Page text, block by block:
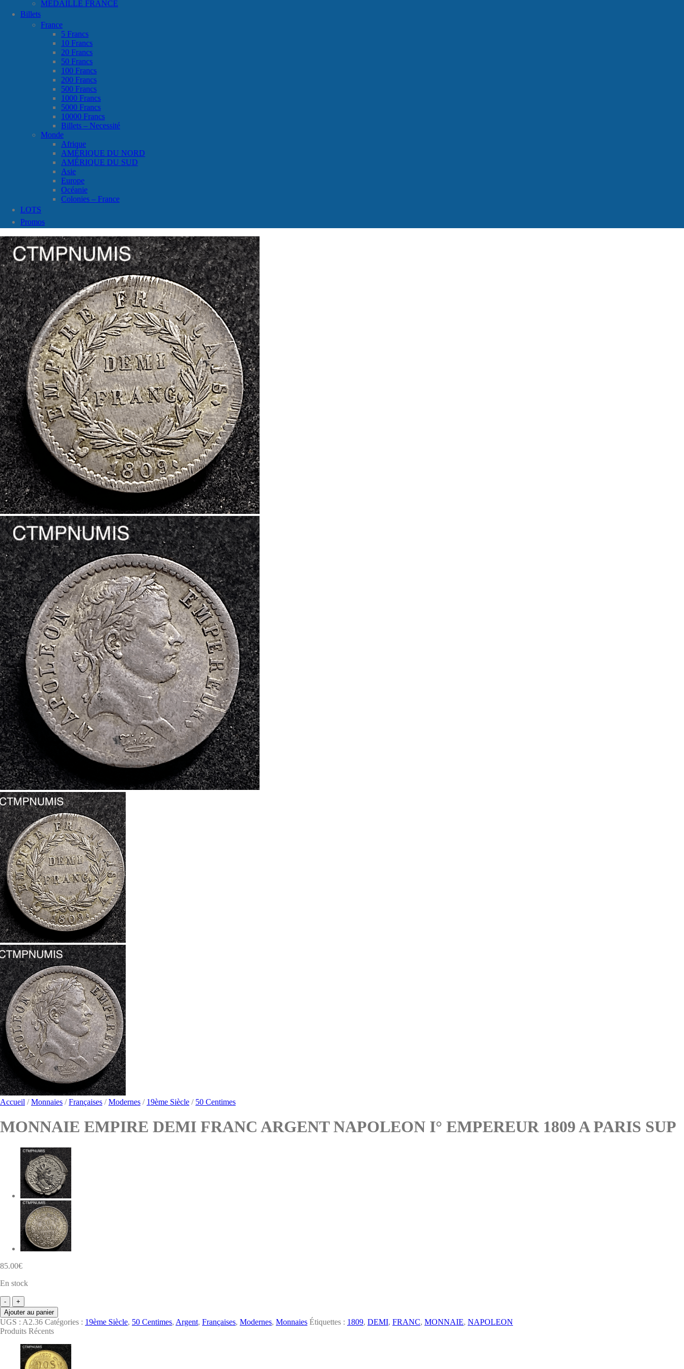
MÉDAILLE FRANCE
Billets
France
5 Francs
10 Francs
20 Francs
50 Francs
100 Francs
200 Francs
500 Francs
1000 Francs
5000 Francs
10000 Francs
Billets – Necessité
Monde
Afrique
AMÉRIQUE DU NORD
AMÉRIQUE DU SUD
Asie
Europe
Océanie
Colonies – France
LOTS
Promos
Accueil / Monnaies / Françaises / Modernes / 19ème Siècle / 50 Centimes
MONNAIE EMPIRE DEMI FRANC ARGENT NAPOLEON I° EMPEREUR 1809 A PARIS SUP
85.00€
En stock
quantité
de
MONNAIE
EMPIRE
DEMI
FRANC
ARGENT
NAPOLEON
Ajouter au panier
UGS : A2.36 Catégories : 19ème Siècle, 50 Centimes, Argent, Françaises, Modernes, Monnaies Étiquettes : 1809, DEMI, FRANC, MONNAIE, NAPOLEON
Produits Récents